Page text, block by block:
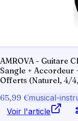
AMROVA - Guitare
Sangle + Accordeur
Offerts (Naturel, 4/
65,99 €musical-
Voir l'article